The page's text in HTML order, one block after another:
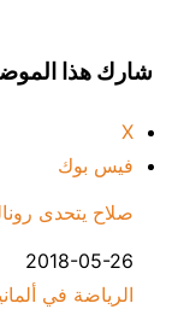
شارك هذا
X
فيس بوك
صلاح يتحدى
التاريخ
2018-05-26
في ما يتعلق بما
الرياضة في